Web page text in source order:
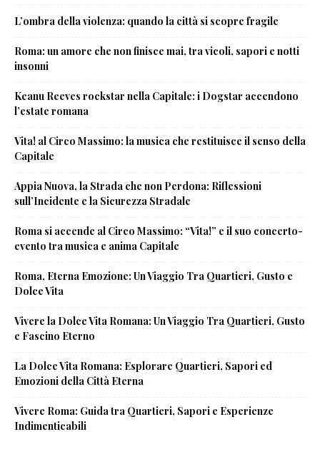
L’ombra della violenza: quando la città si scopre fragile
Roma: un amore che non finisce mai, tra vicoli, sapori e notti
insonni
Keanu Reeves rockstar nella Capitale: i Dogstar accendono
l’estate romana
Vita! al Circo Massimo: la musica che restituisce il senso della
Capitale
Appia Nuova, la Strada che non Perdona: Riflessioni
sull’Incidente e la Sicurezza Stradale
Roma si accende al Circo Massimo: “Vita!” e il suo concerto-
evento tra musica e anima Capitale
Roma, Eterna Emozione: Un Viaggio Tra Quartieri, Gusto e
Dolce Vita
Vivere la Dolce Vita Romana: Un Viaggio Tra Quartieri, Gusto
e Fascino Eterno
La Dolce Vita Romana: Esplorare Quartieri, Sapori ed
Emozioni della Città Eterna
Vivere Roma: Guida tra Quartieri, Sapori e Esperienze
Indimenticabili